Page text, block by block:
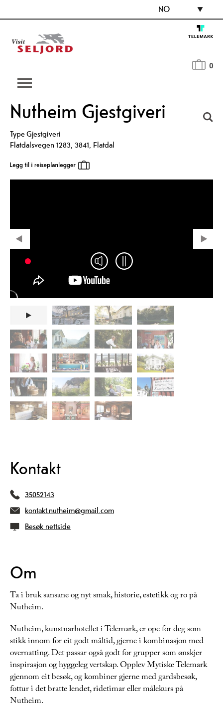
NO
0
Nutheim Gjestgiveri
TypeGjestgiveri
Flatdalsvegen 1283, 3841, Flatdal
Kontakt
35052143
kontakt.nutheim@gmail.com
Besøk nettside
Om
Ta i bruk sansane og nyt smak, historie, estetikk og ro på
Nutheim.
Nutheim, kunstnarhotellet i Telemark, er ope for deg som
stikk innom for eit godt måltid, gjerne i kombinasjon med
overnatting. Det passar også godt for grupper som ønskjer
inspirasjon og hyggeleg vertskap. Opplev Mytiske Telemark
gjennom eit besøk, og kombiner gjerne med gardsbesøk,
fottur i det bratte lendet, ridetimar eller målekurs på
Nutheim.